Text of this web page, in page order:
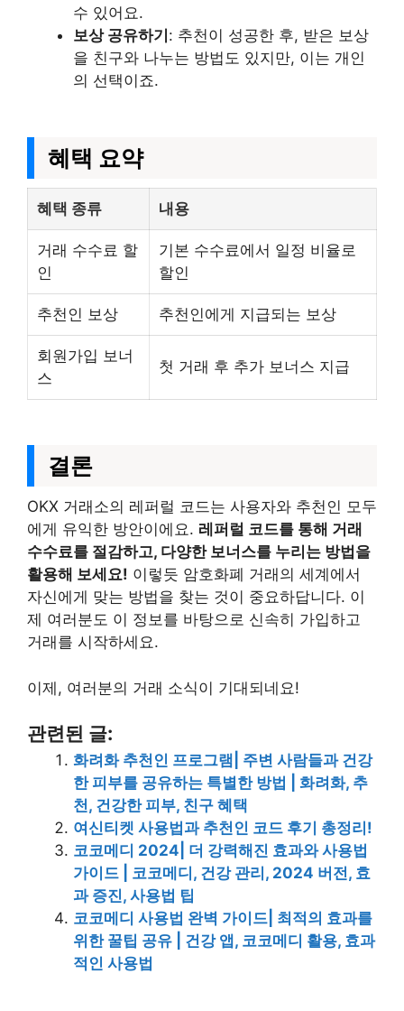
수 있어요.
보상 공유하기 : 추천이 성공한 후, 받은 보상
을 친구와 나누는 방법도 있지만, 이는 개인
의 선택이죠.
혜택 요약
혜택 종류 내용
거래 수수료 할
인
기본 수수료에서 일정 비율로
할인
추천인 보상 추천인에게 지급되는 보상
회원가입 보너
스
첫 거래 후 추가 보너스 지급
결론
OKX 거래소의 레퍼럴 코드는 사용자와 추천인 모두
에게 유익한 방안이에요. 레퍼럴 코드를 통해 거래
수수료를 절감하고, 다양한 보너스를 누리는 방법을
활용해 보세요! 이렇듯 암호화폐 거래의 세계에서
자신에게 맞는 방법을 찾는 것이 중요하답니다. 이
제 여러분도 이 정보를 바탕으로 신속히 가입하고
거래를 시작하세요.
이제, 여러분의 거래 소식이 기대되네요!
관련된 글:
화려화 추천인 프로그램| 주변 사람들과 건강
한 피부를 공유하는 특별한 방법 | 화려화, 추
천, 건강한 피부, 친구 혜택
여신티켓 사용법과 추천인 코드 후기 총정리!
코코메디 2024| 더 강력해진 효과와 사용법
가이드 | 코코메디, 건강 관리, 2024 버전, 효
과 증진, 사용법 팁
코코메디 사용법 완벽 가이드| 최적의 효과를
위한 꿀팁 공유 | 건강 앱, 코코메디 활용, 효과
적인 사용법